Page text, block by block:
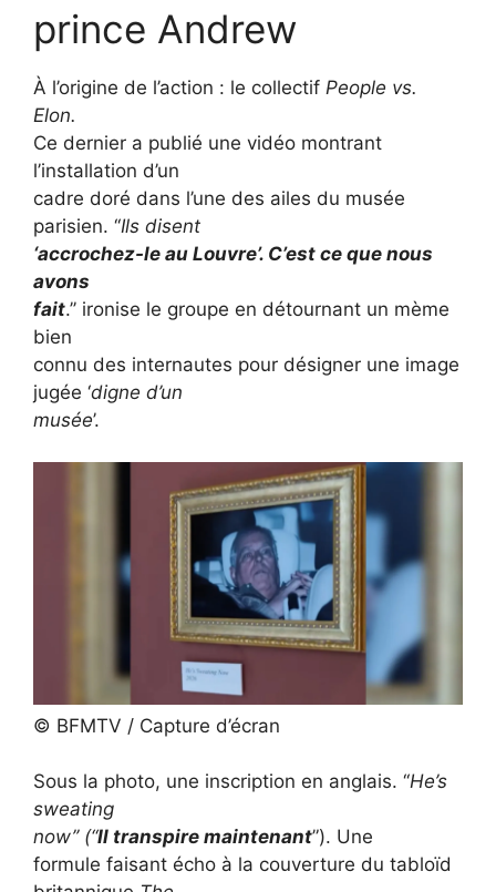
prince Andrew
À l’origine de l’action : le collectif People vs.
Elon.
Ce dernier a publié une vidéo montrant
l’installation d’un
cadre doré dans l’une des ailes du musée
parisien. ‘‘Ils disent
‘accrochez-le au Louvre’. C’est ce que nous
avons
fait.’’ ironise le groupe en détournant un mème
bien
connu des internautes pour désigner une image
jugée ‘digne d’un
musée’.
© BFMTV / Capture d’écran
Sous la photo, une inscription en anglais. ‘‘He’s
sweating
now’’ (“Il transpire maintenant”). Une
formule faisant écho à la couverture du tabloïd